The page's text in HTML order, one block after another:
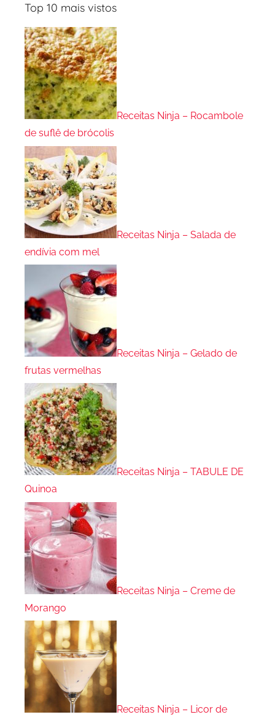
Top 10 mais vistos
Receitas Ninja – Rocambole
de suflê de brócolis
Receitas Ninja – Salada de
endívia com mel
Receitas Ninja – Gelado de
frutas vermelhas
Receitas Ninja – TABULE DE
Quinoa
Receitas Ninja – Creme de
Morango
Receitas Ninja – Licor de